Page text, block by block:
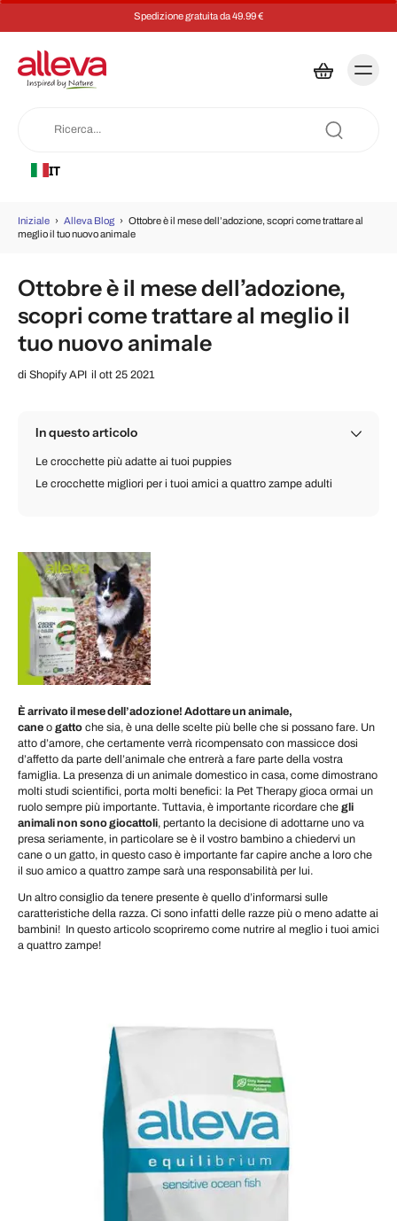
Spedizione gratuita da 49.99 €
IT
Iniziale › Alleva Blog › Ottobre è il mese dell’adozione, scopri come trattare al
meglio il tuo nuovo animale
Ottobre è il mese dell’adozione,
scopri come trattare al meglio il
tuo nuovo animale
di Shopify API il ott 25 2021
In questo articolo
Le crocchette più adatte ai tuoi puppies
Le crocchette migliori per i tuoi amici a quattro zampe adulti
È arrivato il mese dell’adozione! Adottare un animale,
cane o gatto che sia, è una delle scelte più belle che si possano fare. Un
atto d’amore, che certamente verrà ricompensato con massicce dosi
d’affetto da parte dell’animale che entrerà a fare parte della vostra
famiglia. La presenza di un animale domestico in casa, come dimostrano
molti studi scientifici, porta molti benefici: la Pet Therapy gioca ormai un
ruolo sempre più importante. Tuttavia, è importante ricordare che gli
animali non sono giocattoli, pertanto la decisione di adottarne uno va
presa seriamente, in particolare se è il vostro bambino a chiedervi un
cane o un gatto, in questo caso è importante far capire anche a loro che
il suo amico a quattro zampe sarà una responsabilità per lui.
Un altro consiglio da tenere presente è quello d’informarsi sulle
caratteristiche della razza. Ci sono infatti delle razze più o meno adatte ai
bambini! In questo articolo scopriremo come nutrire al meglio i tuoi amici
a quattro zampe!